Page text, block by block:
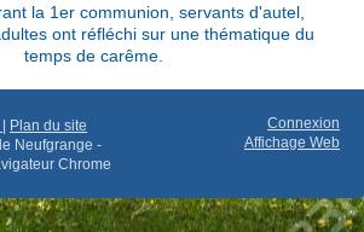
la 1er communion, servants d'autel,
ont réfléchi sur une thématique du
temps de carême.
Plan du site
Neufgrange -
Chrome
Connexion
Affichage Web